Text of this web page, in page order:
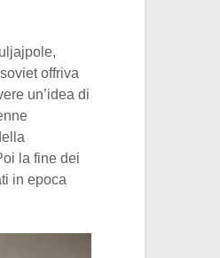
offriva
un’idea di
la fine dei
in epoca